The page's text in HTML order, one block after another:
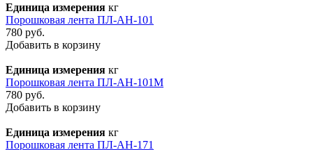
Единица измерения кг
Порошковая лента ПЛ-АН-101
780 руб.
Добавить в корзину
Единица измерения кг
Порошковая лента ПЛ-АН-101М
780 руб.
Добавить в корзину
Единица измерения кг
Порошковая лента ПЛ-АН-171